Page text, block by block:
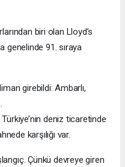
biri olan Lloyd’s
genelinde 91. sıraya
girebildi: Ambarlı,
deniz ticaretinde
karşılığı var.
Çünkü devreye giren